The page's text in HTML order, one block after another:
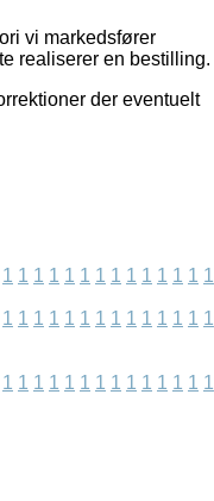
vi markedsfører
realiserer en bestilling.
der eventuelt
1 1 1 1 1 1 1 1 1 1 1 1 1 1
1 1 1 1 1 1 1 1 1 1 1 1 1 1
1 1 1 1 1 1 1 1 1 1 1 1 1 1